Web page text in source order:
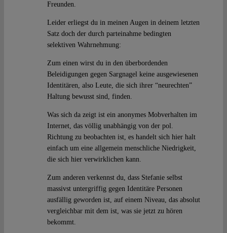
Freunden.
Leider erliegst du in meinen Augen in deinem letzten
Satz doch der durch parteinahme bedingten
selektiven Wahrnehmung:
Zum einen wirst du in den überbordenden
Beleidigungen gegen Sargnagel keine ausgewiesenen
Identitären, also Leute, die sich ihrer “neurechten”
Haltung bewusst sind, finden.
Was sich da zeigt ist ein anonymes Mobverhalten im
Internet, das völlig unabhängig von der pol.
Richtung zu beobachten ist, es handelt sich hier halt
einfach um eine allgemein menschliche Niedrigkeit,
die sich hier verwirklichen kann.
Zum anderen verkennst du, dass Stefanie selbst
massivst untergriffig gegen Identitäre Personen
ausfällig geworden ist, auf einem Niveau, das absolut
vergleichbar mit dem ist, was sie jetzt zu hören
bekommt.